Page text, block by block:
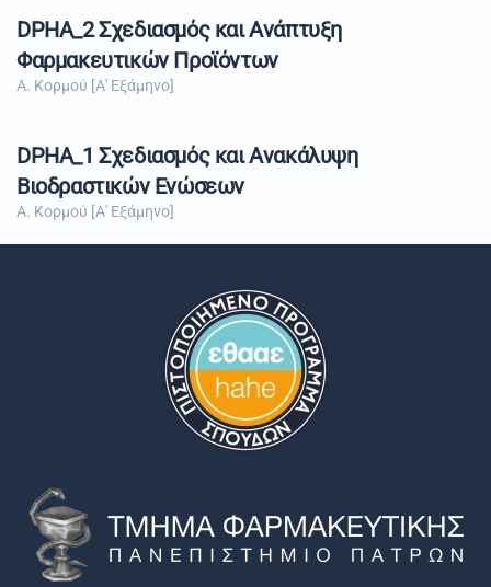
DPHA_2 Σχεδιασμός και Ανάπτυξη
Φαρμακευτικών Προϊόντων
Α. Κορμού [Α' Εξάμηνο]
DPHA_1 Σχεδιασμός και Ανακάλυψη
Βιοδραστικών Ενώσεων
Α. Κορμού [Α' Εξάμηνο]